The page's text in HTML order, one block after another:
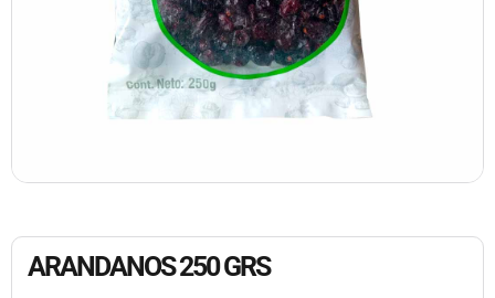
ARANDANOS 250 GRS